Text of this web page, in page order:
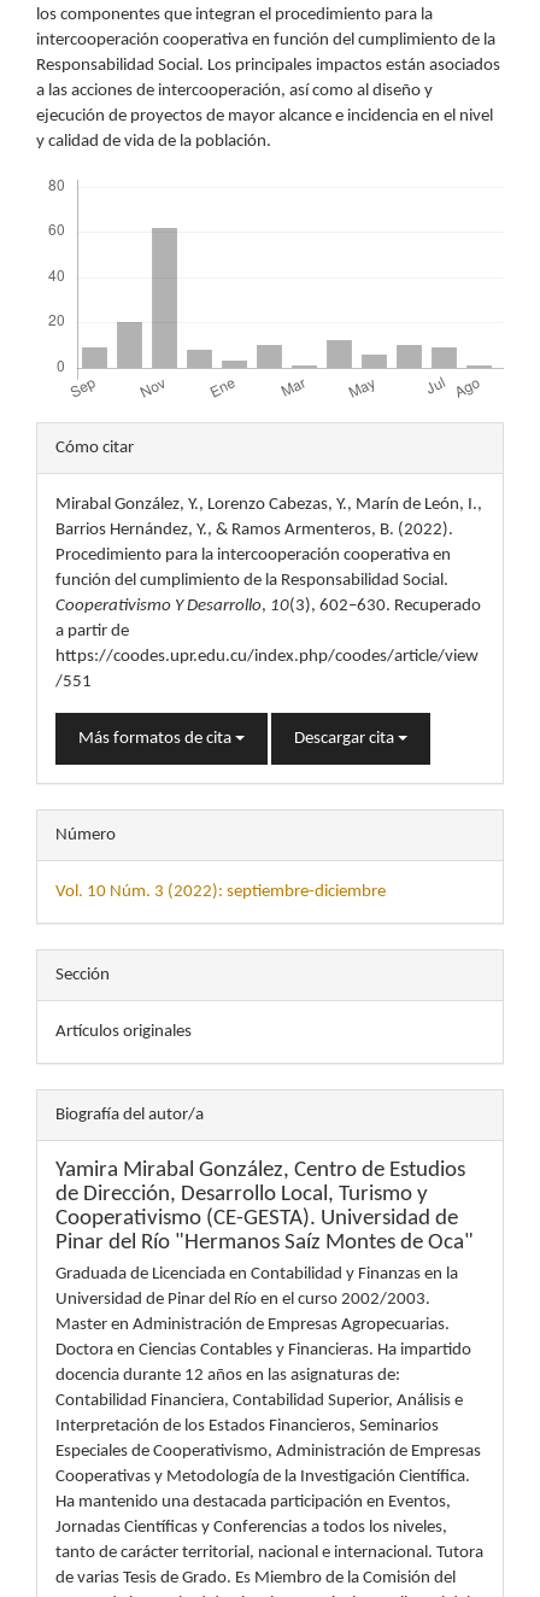
los componentes que integran el procedimiento para la
intercooperación cooperativa en función del cumplimiento de la
Responsabilidad Social. Los principales impactos están asociados
a las acciones de intercooperación, así como al diseño y
ejecución de proyectos de mayor alcance e incidencia en el nivel
y calidad de vida de la población.
Detalles
del
artículo
Cómo citar
Mirabal González, Y., Lorenzo Cabezas, Y., Marín de León, I.,
Barrios Hernández, Y., & Ramos Armenteros, B. (2022).
Procedimiento para la intercooperación cooperativa en
función del cumplimiento de la Responsabilidad Social.
Cooperativismo Y Desarrollo, 10(3), 602–630. Recuperado
a partir de
https://coodes.upr.edu.cu/index.php/coodes/article/view
/551
Más formatos de cita Descargar cita
Número
Vol. 10 Núm. 3 (2022): septiembre-diciembre
Sección
Artículos originales
Biografía del autor/a
Yamira Mirabal González, Centro de Estudios
de Dirección, Desarrollo Local, Turismo y
Cooperativismo (CE-GESTA). Universidad de
Pinar del Río "Hermanos Saíz Montes de Oca"
Graduada de Licenciada en Contabilidad y Finanzas en la
Universidad de Pinar del Río en el curso 2002/2003.
Master en Administración de Empresas Agropecuarias.
Doctora en Ciencias Contables y Financieras. Ha impartido
docencia durante 12 años en las asignaturas de:
Contabilidad Financiera, Contabilidad Superior, Análisis e
Interpretación de los Estados Financieros, Seminarios
Especiales de Cooperativismo, Administración de Empresas
Cooperativas y Metodología de la Investigación Científica.
Ha mantenido una destacada participación en Eventos,
Jornadas Científicas y Conferencias a todos los niveles,
tanto de carácter territorial, nacional e internacional. Tutora
de varias Tesis de Grado. Es Miembro de la Comisión del